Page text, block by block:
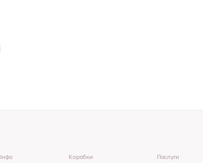
Інфо Коробки Послуги